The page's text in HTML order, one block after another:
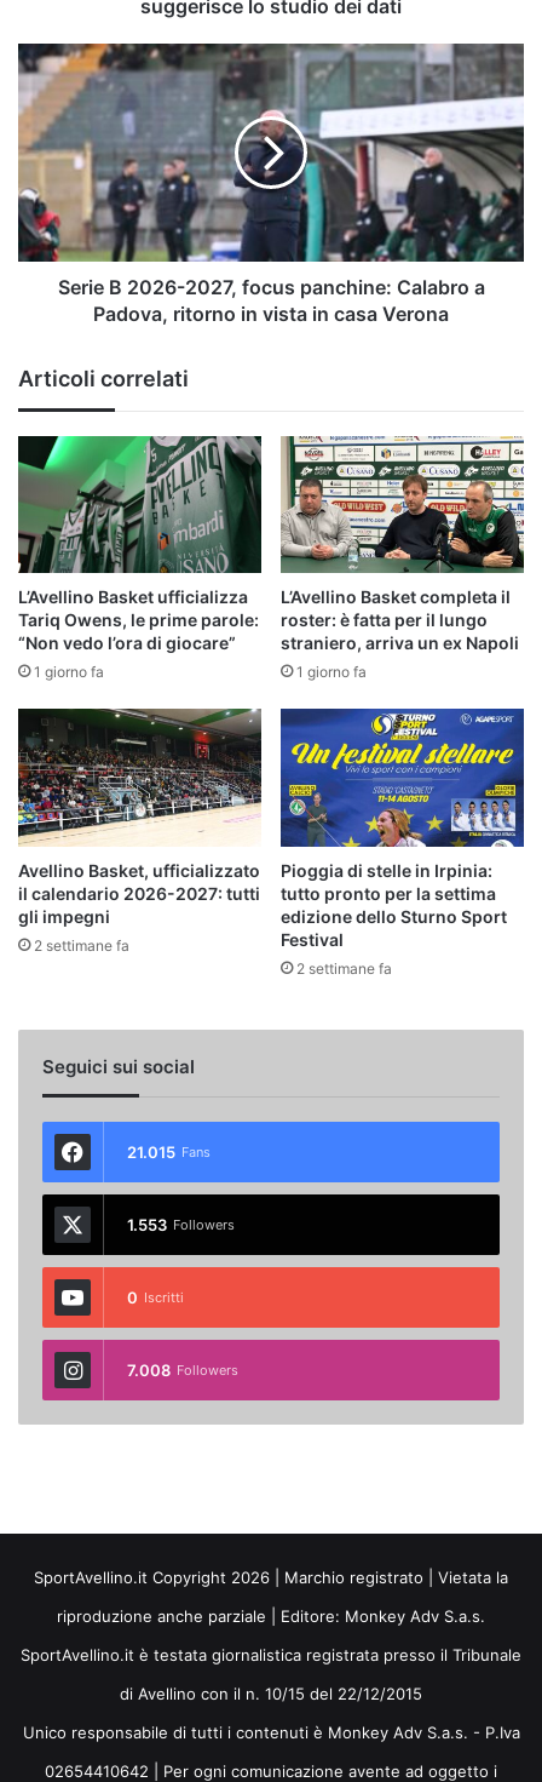
dei
dati
suggerisce lo studio dei dati
Serie
B
2026-
2027,
focus
panchine:
Calabro
a
Padova,
ritorno
casa
Verona
Serie B 2026-2027, focus panchine: Calabro a
Padova, ritorno in vista in casa Verona
Articoli correlati
L’Avellino Basket ufficializza
Tariq Owens, le prime parole:
“Non vedo l’ora di giocare”
1 giorno fa
L’Avellino Basket completa il
roster: è fatta per il lungo
straniero, arriva un ex Napoli
1 giorno fa
Avellino Basket, ufficializzato
il calendario 2026-2027: tutti
gli impegni
2 settimane fa
Pioggia di stelle in Irpinia:
tutto pronto per la settima
edizione dello Sturno Sport
Festival
2 settimane fa
Seguici sui social
21.015 Fans
1.553 Followers
0 Iscritti
7.008 Followers
SportAvellino.it Copyright 2026 | Marchio registrato | Vietata la
riproduzione anche parziale | Editore: Monkey Adv S.a.s.
SportAvellino.it è testata giornalistica registrata presso il Tribunale
di Avellino con il n. 10/15 del 22/12/2015
Unico responsabile di tutti i contenuti è Monkey Adv S.a.s. - P.Iva
02654410642 | Per ogni comunicazione avente ad oggetto i